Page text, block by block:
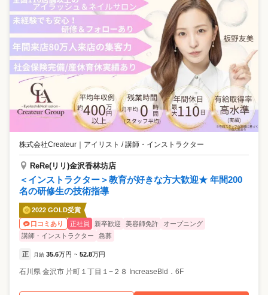
株式会社Createur アイリスト / 講師・インストラクター
ReRe(リリ)金沢香林坊店
＜インストラクター＞教育が好きな方大歓迎★ 年間200
名の研修生の技術指導
2022 GOLD受賞
口コミあり
正社員 新卒歓迎 美容師免許
オープニング
講師・インストラクター
急募
正 月給 35.6万円 ~ 52.8万円
石川県 金沢市 片町１丁目１−２８ IncreaseBld．6F